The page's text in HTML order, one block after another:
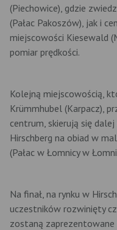
(Piechowice), gdzie
(Pałac Pakoszów), jak i
miejscowości Kiesewald
pomiar prędkości.
Kolejną miejscowością,
Krümmhubel (Karpacz),
centrum, skierują się
Hirschberg na obiad w
(Pałac w Łomnicy w
Na finał, na rynku w
uczestników rozwinięty
zostaną